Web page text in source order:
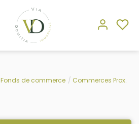
Fonds de commerce Commerces Prox.